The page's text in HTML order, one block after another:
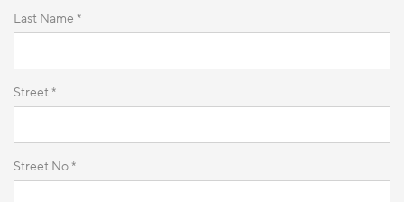
Last Name *
Street *
Street No *